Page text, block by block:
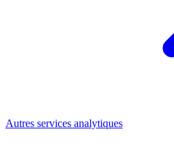
Autres services analytiques